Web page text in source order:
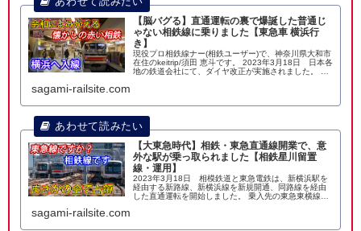
【脳バグる】直通運転の裏で爆誕した普通じ
ゃない相鉄線に乗りました【東急車 横浜行
き】
現役プロ相鉄線ナー(相鉄ユーザー)で、神奈川県大和市
在住のkeitrip/須田 恵斗です。 2023年3月18日 日本各
地の鉄道会社にて、ダイヤ改正が実施されました。 横
sagami-railsite.com
【大東急時代】相鉄・東急直通線開業で、意
外な駅が乗っ取られました【相鉄星川留置
線・運用】
2023年3月18日 相模鉄道と東急電鉄は、新横浜駅を
経由する新路線、新横浜線を新規開通、同路線を経由
した直通運転を開始しました。 乗入先の東急東横線・
sagami-railsite.com